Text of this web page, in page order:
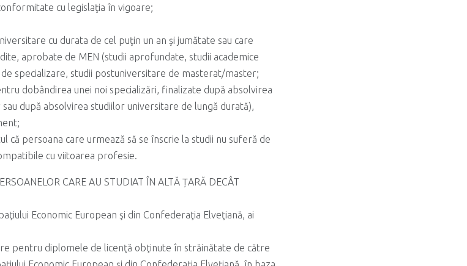
cu legislaţia în vigoare;
cu durata de cel puţin un an şi jumătate sau care
aprobate de MEN (studii aprofundate, studii academice
specializare, studii postuniversitare de masterat/master;
dobândirea unei noi specializări, finalizate după absolvirea
după absolvirea studiilor universitare de lungă durată),
că persoana care urmează să se înscrie la studii nu suferă de
cu viitoarea profesie.
CARE AU STUDIAT ÎN ALTĂ ȚARĂ DECÂT
Economic European şi din Confederaţia Elveţiană, ai
pentru diplomele de licenţă obţinute în străinătate de către